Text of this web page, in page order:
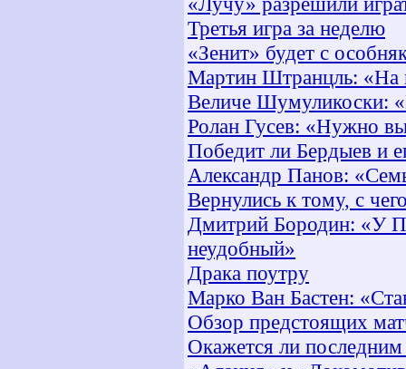
Третья игра за неделю
«Зенит» будет с
Мартин Штранцль: «На
Величе Шумуликоски:
Ролан Гусев: «Нужно
Победит ли Бердыев и
Александр Панов:
Вернулись к тому, с
Дмитрий Бородин: «У
неудобный»
Драка поутру
Марко Ван Бастен:
Обзор предстоящих
Окажется ли последним